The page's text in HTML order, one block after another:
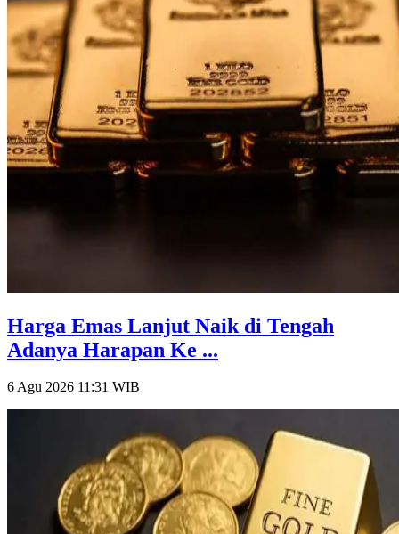
Harga Emas Lanjut Naik di Tengah
Adanya Harapan Ke ...
6 Agu 2026 11:31 WIB